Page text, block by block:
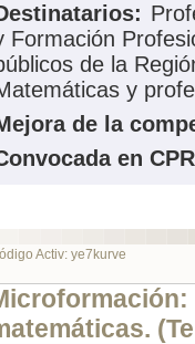
Formación
de la
y
de la
en
Activ: ye7kurve